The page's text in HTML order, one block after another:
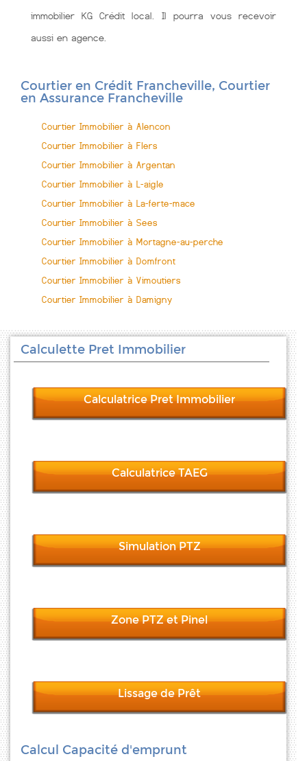
immobilier KG Crédit local. Il pourra vous recevoir
aussi en agence.
Courtier en Crédit Francheville, Courtier
en Assurance Francheville
Courtier Immobilier à Alencon
Courtier Immobilier à Flers
Courtier Immobilier à Argentan
Courtier Immobilier à L-aigle
Courtier Immobilier à La-ferte-mace
Courtier Immobilier à Sees
Courtier Immobilier à Mortagne-au-perche
Courtier Immobilier à Domfront
Courtier Immobilier à Vimoutiers
Courtier Immobilier à Damigny
Calculette Pret Immobilier
Calculatrice Pret Immobilier
Calculatrice TAEG
Simulation PTZ
Zone PTZ et Pinel
Lissage de Prêt
Calcul Capacité d'emprunt